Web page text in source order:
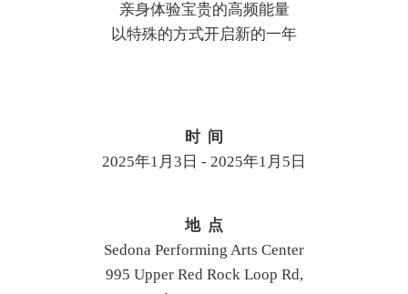
亲身体验宝贵的高频能量
以特殊的方式开启新的一年
时 间
2025年1月3日 - 2025年1月5日
地 点
Sedona Performing Arts Center
995 Upper Red Rock Loop Rd,